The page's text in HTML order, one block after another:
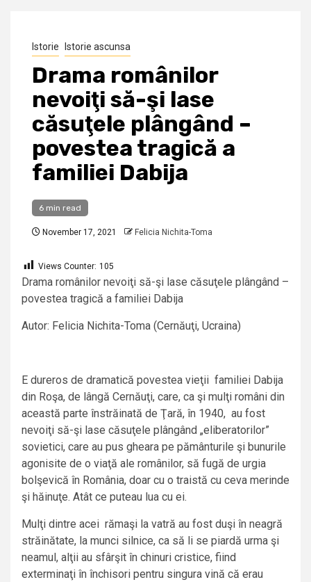
Istorie Istorie ascunsa
Drama românilor
nevoiţi să-şi lase
căsuţele plângând –
povestea tragică a
familiei Dabija
6 min read
November 17, 2021 Felicia Nichita-Toma
Views Counter: 105
Drama românilor nevoiţi să-şi lase căsuţele plângând –
povestea tragică a familiei Dabija
Autor: Felicia Nichita-Toma (Cernăuţi, Ucraina)
E dureros de dramatică povestea vieţii familiei Dabija
din Roşa, de lângă Cernăuţi, care, ca şi mulţi români din
această parte înstrăinată de Ţară, în 1940, au fost
nevoiţi să-şi lase căsuţele plângând „eliberatorilor”
sovietici, care au pus gheara pe pământurile şi bunurile
agonisite de o viaţă ale românilor, să fugă de urgia
bolşevică în România, doar cu o traistă cu ceva merinde
şi hăinuţe. Atât ce puteau lua cu ei.
Mulţi dintre acei rămaşi la vatră au fost duşi în neagră
străinătate, la munci silnice, ca să li se piardă urma şi
neamul, alţii au sfârşit în chinuri cristice, fiind
exterminaţi în închisori pentru singura vină că erau